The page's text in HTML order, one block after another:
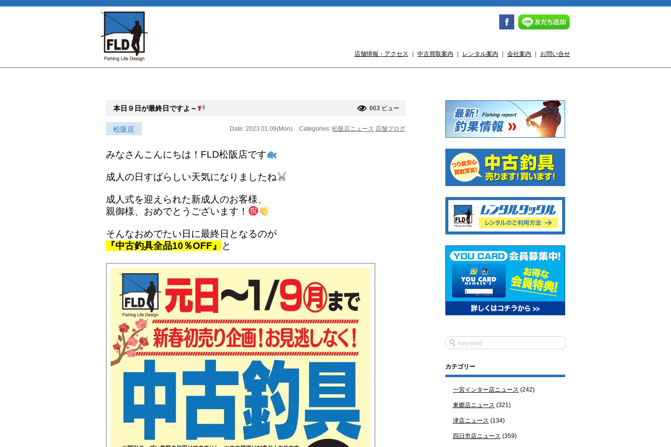
店舗情報・アクセス 中古買取案内 レンタル案内 会社案内 お問い合せ
本日９日が最終日ですよ～ 663 ビュー
松阪店 Date: 2023.01.09(Mon) Categories: 松阪店ニュース 店舗ブログ
みなさんこんにちは！FLD松阪店です
成人の日すばらしい天気になりましたね
成人式を迎えられた新成人のお客様、
親御様、おめでとうございます！
そんなおめでたい日に最終日となるのが
『中古釣具全品10％OFF』
と
カテゴリー
一宮インター店ニュース (242)
東郷店ニュース (321)
津店ニュース (134)
四日市店ニュース (359)